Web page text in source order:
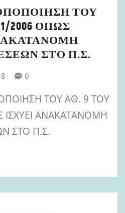
ΤΟΥ
2006 ΟΠΩΣ
ΣΤΟ Π.Σ.
0
ΤΟΥ ΑΘ. 9 ΤΟΥ
ΙΣΧΥΕΙ ΑΝΑΚΑΤΑΝΟΜΗ
ΣΤΟ Π.Σ.